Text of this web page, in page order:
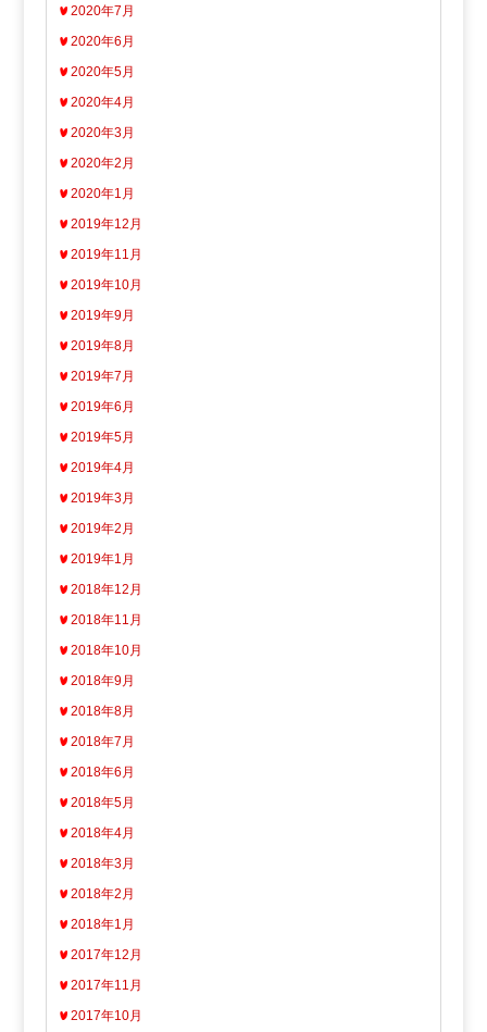
2020年7月
2020年6月
2020年5月
2020年4月
2020年3月
2020年2月
2020年1月
2019年12月
2019年11月
2019年10月
2019年9月
2019年8月
2019年7月
2019年6月
2019年5月
2019年4月
2019年3月
2019年2月
2019年1月
2018年12月
2018年11月
2018年10月
2018年9月
2018年8月
2018年7月
2018年6月
2018年5月
2018年4月
2018年3月
2018年2月
2018年1月
2017年12月
2017年11月
2017年10月